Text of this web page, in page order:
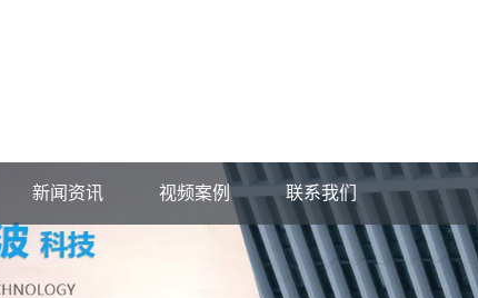
新闻资讯 视频案例 联系我们